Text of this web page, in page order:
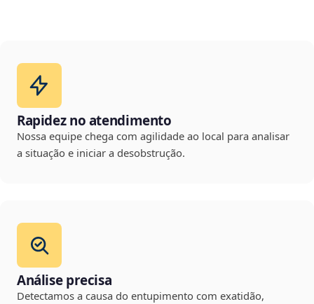
Rapidez no atendimento
Nossa equipe chega com agilidade ao local para analisar
a situação e iniciar a desobstrução.
Análise precisa
Detectamos a causa do entupimento com exatidão,